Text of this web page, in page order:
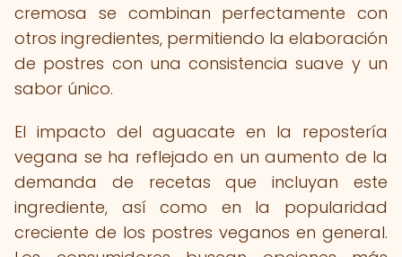
cremosa se combinan perfectamente con
otros ingredientes, permitiendo la elaboración
de postres con una consistencia suave y un
sabor único.
El impacto del aguacate en la repostería
vegana se ha reflejado en un aumento de la
demanda de recetas que incluyan este
ingrediente, así como en la popularidad
creciente de los postres veganos en general.